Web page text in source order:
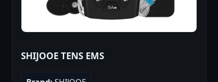
SHIJOOE TENS EMS